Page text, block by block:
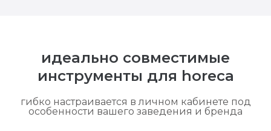
идеально совместимые
инструменты для horeca
гибко настраивается в личном кабинете под
особенности вашего заведения и бренда